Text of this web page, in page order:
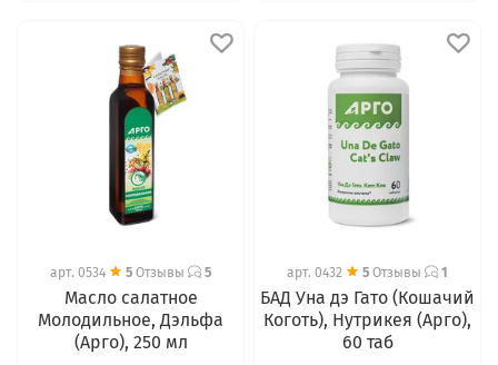
арт. 0534 5 Отзывы 5
Масло салатное
Молодильное, Дэльфа
(Арго), 250 мл
арт. 0432 5 Отзывы 1
БАД Уна дэ Гато (Кошачий
Коготь), Нутрикея (Арго),
60 таб